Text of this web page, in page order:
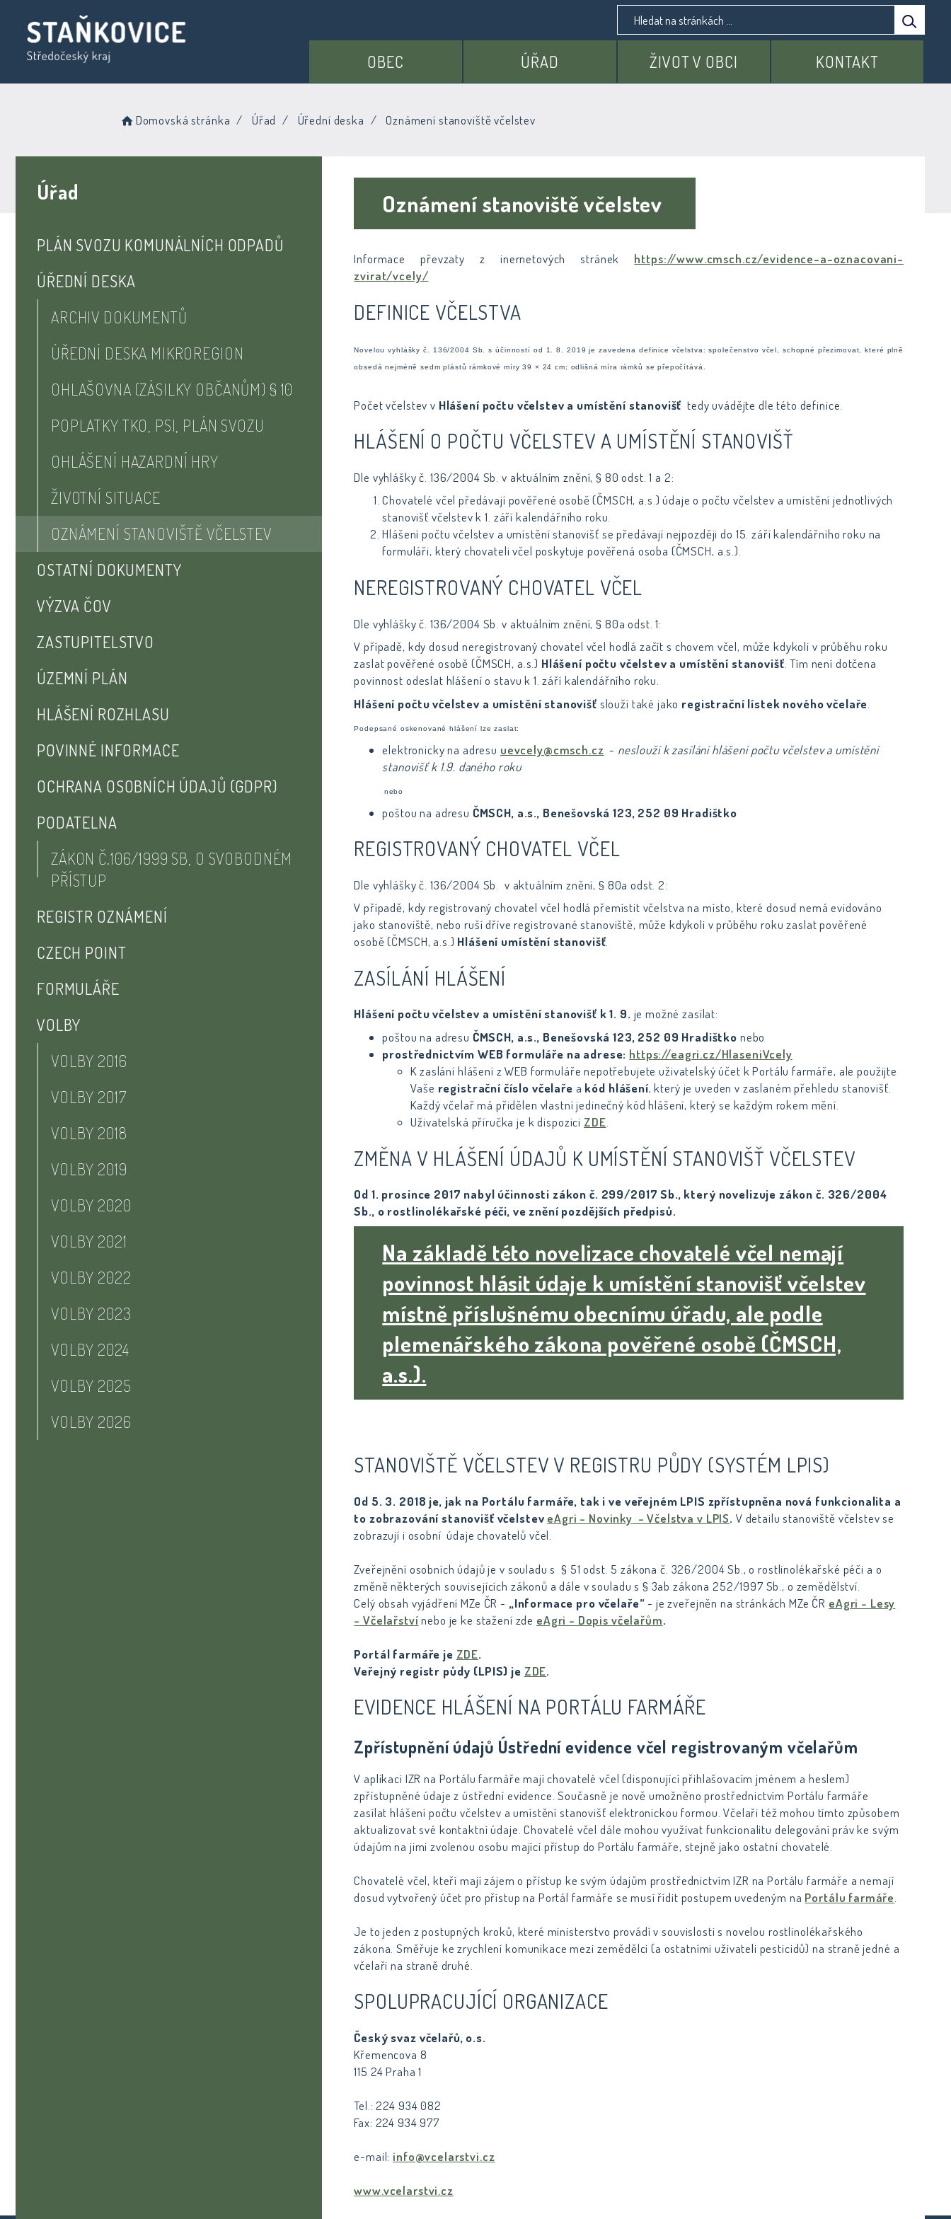
OBEC ÚŘAD ŽIVOT V OBCI KONTAKT
Domovská stránka Úřad Úřední deska Oznámení stanoviště včelstev
Úřad
PLÁN SVOZU KOMUNÁLNÍCH ODPADŮ
ÚŘEDNÍ DESKA
ARCHIV DOKUMENTŮ
ÚŘEDNÍ DESKA MIKROREGION
OHLAŠOVNA (ZÁSILKY OBČANŮM) § 10
POPLATKY TKO, PSI, PLÁN SVOZU
OHLÁŠENÍ HAZARDNÍ HRY
ŽIVOTNÍ SITUACE
OZNÁMENÍ STANOVIŠTĚ VČELSTEV
OSTATNÍ DOKUMENTY
VÝZVA ČOV
ZASTUPITELSTVO
ÚZEMNÍ PLÁN
HLÁŠENÍ ROZHLASU
POVINNÉ INFORMACE
OCHRANA OSOBNÍCH ÚDAJŮ (GDPR)
PODATELNA
ZÁKON Č.106/1999 SB, O SVOBODNÉM
PŘÍSTUP
REGISTR OZNÁMENÍ
CZECH POINT
FORMULÁŘE
VOLBY
VOLBY 2016
VOLBY 2017
VOLBY 2018
VOLBY 2019
VOLBY 2020
VOLBY 2021
VOLBY 2022
VOLBY 2023
VOLBY 2024
VOLBY 2025
VOLBY 2026
Oznámení stanoviště včelstev
Informace převzaty z inernetových stránek https://www.cmsch.cz/evidence-a-oznacovani-
zvirat/vcely/
DEFINICE VČELSTVA
Novelou vyhlášky č. 136/2004 Sb. s účinností od 1. 8. 2019 je zavedena definice včelstva: společenstvo včel, schopné přezimovat, které plně
obsedá nejméně sedm plástů rámkové míry 39 × 24 cm; odlišná míra rámků se přepočítává.
Počet včelstev v Hlášení počtu včelstev a umístění stanovišť tedy uvádějte dle této definice.
HLÁŠENÍ O POČTU VČELSTEV A UMÍSTĚNÍ STANOVIŠŤ
Dle vyhlášky č. 136/2004 Sb. v aktuálním znění, § 80 odst. 1 a 2:
Chovatelé včel předávají pověřené osobě (ČMSCH, a.s.) údaje o počtu včelstev a umístění jednotlivých
stanovišť včelstev k 1. září kalendářního roku.
Hlášení počtu včelstev a umístění stanovišť se předávají nejpozději do 15. září kalendářního roku na
formuláři, který chovateli včel poskytuje pověřená osoba (ČMSCH, a.s.).
NEREGISTROVANÝ CHOVATEL VČEL
Dle vyhlášky č. 136/2004 Sb. v aktuálním znění, § 80a odst. 1:
V případě, kdy dosud neregistrovaný chovatel včel hodlá začít s chovem včel, může kdykoli v průběhu roku
zaslat pověřené osobě (ČMSCH, a.s.) Hlášení počtu včelstev a umístění stanovišť . Tím není dotčena
povinnost odeslat hlášení o stavu k 1. září kalendářního roku.
Hlášení počtu včelstev a umístění stanovišť slouží také jako registrační lístek nového včelaře
Podepsané oskenované hlášení lze zaslat:
elektronicky na adresu uevcely@cmsch.cz - neslouží k zasílání hlášení počtu včelstev a umístění
stanovišť k 1.9. daného roku
nebo
poštou na adresu ČMSCH, a.s.​, Benešovská 123, 252 09 Hradištko
REGISTROVANÝ CHOVATEL VČEL
Dle vyhlášky č. 136/2004 Sb. v aktuálním znění, § 80a odst. 2:
V případě, kdy registrovaný chovatel včel hodlá přemístit včelstva na místo, které dosud nemá evidováno
jako stanoviště, nebo ruší dříve registrované stanoviště, může kdykoli v průběhu roku zaslat pověřené
osobě (ČMSCH, a.s.) Hlášení umístění stanovišť.
ZASÍLÁNÍ HLÁŠENÍ
Hlášení počtu včelstev a umístění stanovišť k 1. 9. je možné zasílat:
poštou na adresu ČMSCH, a.s.​, Benešovská 123, 252 09 Hradištko nebo
prostřednictvím WEB formuláře na adrese: https://eagri.cz/HlaseniVcely
K zaslání hlášení z WEB formuláře nepotřebujete uživatelský účet k Portálu farmáře, ale použijte
Vaše registrační číslo včelaře a kód hlášení, který je uveden v zaslaném přehledu stanovišť.
Každý včelař má přidělen vlastní jedinečný kód hlášení, který se každým rokem mění.
Uživatelská příručka je k dispozici ZDE
ZMĚNA V HLÁŠENÍ ÚDAJŮ K UMÍSTĚNÍ STANOVIŠŤ VČELSTEV
Od 1. prosince 2017 nabyl účinnosti zákon č. 299/2017 Sb., který novelizuje zákon č. 326/2004
Sb., o rostlinolékařské péči, ve znění pozdějších předpisů.
Na základě této novelizace chovatelé včel nemají
povinnost hlásit údaje k umístění stanovišť včelstev
místně příslušnému obecnímu úřadu, ale podle
plemenářského zákona pověřené osobě (ČMSCH,
a.s.).
STANOVIŠTĚ VČELSTEV V REGISTRU PŮDY (SYSTÉM LPIS)
Od 5. 3. 2018 je, jak na Portálu farmáře, tak i ve veřejném LPIS zpřístupněna nová funkcionalita a
to zobrazování stanovišť včelstev eAgri - Novinky - Včelstva v LPIS. V detailu stanoviště včelstev se
zobrazují i osobní údaje chovatelů včel.
Zveřejnění osobních údajů je v souladu s § 51 odst. 5 zákona č. 326/2004 Sb., o rostlinolékařské péči a o
změně některých souvisejících zákonů a dále v souladu s § 3ab zákona 252/1997 Sb., o zemědělství.
Celý obsah vyjádření MZe ČR - „Informace pro včelaře”- je zveřejněn na stránkách MZe ČR eAgri - Lesy
- Včelařství nebo je ke stažení zde eAgri - Dopis včelařům.
Portál farmáře je ZDE.
Veřejný registr půdy (LPIS) je ZDE.
EVIDENCE HLÁŠENÍ NA PORTÁLU FARMÁŘE
Zpřístupnění údajů Ústřední evidence včel registrovaným včelařům
V aplikaci IZR na Portálu farmáře mají chovatelé včel (disponující přihlašovacím jménem a heslem)
zpřístupněné údaje z ústřední evidence. Současně je nově umožněno prostřednictvím Portálu farmáře
zasílat hlášení počtu včelstev a umístění stanovišť elektronickou formou. Včelaři též mohou tímto způsobem
aktualizovat své kontaktní údaje. Chovatelé včel dále mohou využívat funkcionalitu delegování práv ke svým
údajům na jimi zvolenou osobu mající přístup do Portálu farmáře, stejně jako ostatní chovatelé.
Chovatelé včel, kteří mají zájem o přístup ke svým údajům prostřednictvím IZR na Portálu farmáře a nemají
dosud vytvořený účet pro přístup na Portál farmáře se musí řídit postupem uvedeným na Portálu farmáře
Je to jeden z postupných kroků, které ministerstvo provádí v souvislosti s novelou rostlinolékařského
zákona. Směřuje ke zrychlení komunikace mezi zemědělci (a ostatními uživateli pesticidů) na straně jedné a
včelaři na straně druhé.
SPOLUPRACUJÍCÍ ORGANIZACE
Český svaz včelařů, o.s.
Křemencova 8
115 24 Praha 1
Tel.: 224 934 082
Fax: 224 934 977
e-mail: info@vcelarstvi.cz
www.vcelarstvi.cz